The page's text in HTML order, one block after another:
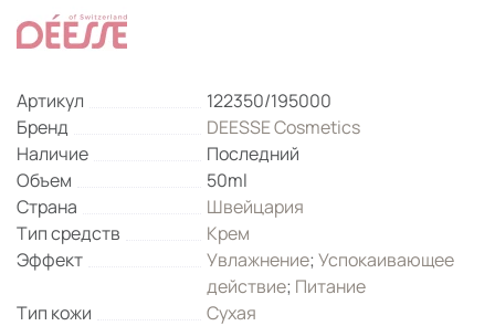
Артикул
122350/195000
Бренд
DEESSE Cosmetics
Наличие
Последний
Объем
50ml
Страна
Швейцария
Тип средств
Крем
Эффект
Увлажнение;Успокаивающее
действие; Питание
Тип кожи
Сухая